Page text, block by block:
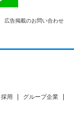
広告掲載のお問い合わせ
採用
グループ企業